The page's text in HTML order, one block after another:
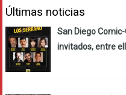
Últimas noticias
San Diego
invitados, entre